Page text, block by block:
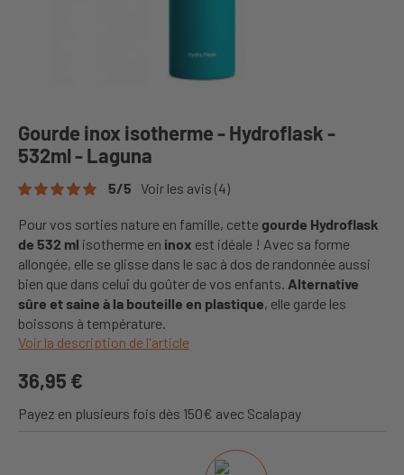
Gourde inox isotherme - Hydroflask -
532ml - Laguna
5/5 Voir les avis (4)
Pour vos sorties nature en famille, cettegourde Hydroflask
de 532 ml isotherme en inox est idéale ! Avec sa forme
allongée, elle se glisse dans le sac à dos de randonnée aussi
bien que dans celui du goûter de vos enfants. Alternative
sûre et saine à la bouteille en plastique, elle garde les
boissons à température.
Voir la description de l'article
36,95 €
Payez en plusieurs fois dès 150€ avec Scalapay